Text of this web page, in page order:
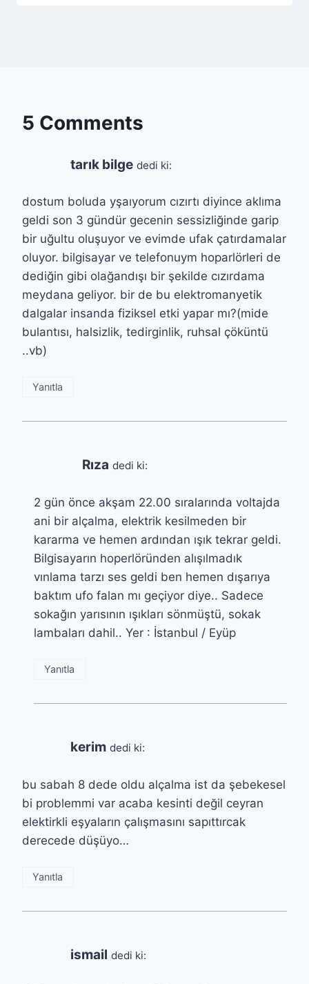
5 Comments
tarık bilge dedi ki:
dostum boluda yşaıyorum cızırtı diyince aklıma
geldi son 3 gündür gecenin sessizliğinde garip
bir uğultu oluşuyor ve evimde ufak çatırdamalar
oluyor. bilgisayar ve telefonuym hoparlörleri de
dediğin gibi olağandışı bir şekilde cızırdama
meydana geliyor. bir de bu elektromanyetik
dalgalar insanda fiziksel etki yapar mı?(mide
bulantısı, halsizlik, tedirginlik, ruhsal çöküntü
..vb)
Yanıtla
Rıza dedi ki:
2 gün önce akşam 22.00 sıralarında voltajda
ani bir alçalma, elektrik kesilmeden bir
kararma ve hemen ardından ışık tekrar geldi.
Bilgisayarın hoperlöründen alışılmadık
vınlama tarzı ses geldi ben hemen dışarıya
baktım ufo falan mı geçiyor diye.. Sadece
sokağın yarısının ışıkları sönmüştü, sokak
lambaları dahil.. Yer : İstanbul / Eyüp
Yanıtla
kerim dedi ki:
bu sabah 8 dede oldu alçalma ist da şebekesel
bi problemmi var acaba kesinti değil ceyran
elektirkli eşyaların çalışmasını sapıttırcak
derecede düşüyo…
Yanıtla
ismail dedi ki: